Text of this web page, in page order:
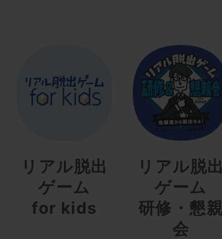
リアル脱出
ゲーム
for kids
リアル脱
ゲーム
研修・懇
会